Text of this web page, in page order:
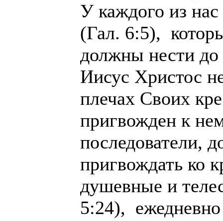
У каждого из нас
(Гал. 6:5),
должны нести
Иисус Христос
плечах Своих
пригвожден к
последователи,
пригвождать ко
душевные и
5:24),